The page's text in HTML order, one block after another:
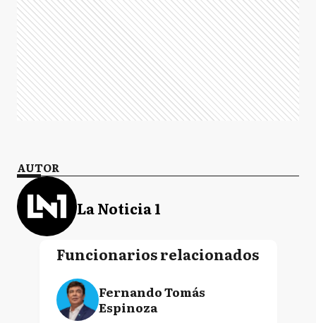
AUTOR
La Noticia 1
Funcionarios relacionados
Fernando Tomás
Espinoza